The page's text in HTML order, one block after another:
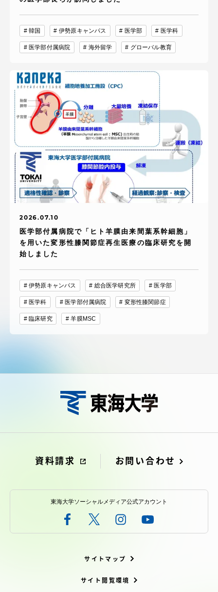
韓国 伊勢原キャンパス 医学部 医学科
医学部付属病院 海外留学 グローバル教育
2026.07.10
医学部付属病院で「ヒト羊膜由来間葉系幹細胞」
を用いた変形性膝関節症再生医療の臨床研究を開
始しました
伊勢原キャンパス 総合医学研究所 医学部
医学科 医学部付属病院 変形性膝関節症
臨床研究 羊膜MSC
資料請求 お問い合わせ
東海大学ソーシャルメディア公式アカウント
サイトマップ
サイト閲覧環境